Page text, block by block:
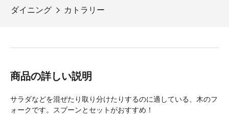
ダイニング
カトラリー
商品の詳しい説明
サラダなどを混ぜたり取り分けたりするのに適している、木のフ
ォークです。スプーンとセットがおすすめ！